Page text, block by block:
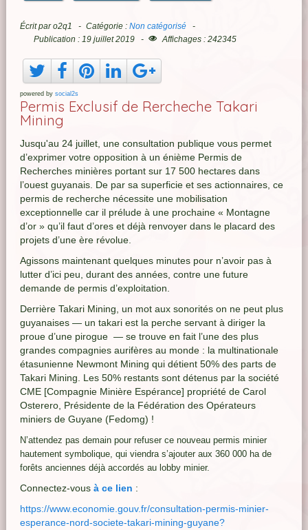
Écrit paro2q1 Catégorie : Non catégorisé
Publication : 19 juillet 2019
Affichages : 242345
powered by social2s
Permis Exclusif de Rercheche Takari
Mining
Jusqu'au 24 juillet, une consultation publique vous permet
d’exprimer votre opposition à un énième Permis de
Recherches minières portant sur 17 500 hectares dans
l’ouest guyanais. De par sa superficie et ses actionnaires, ce
permis de recherche nécessite une mobilisation
exceptionnelle car il prélude à une prochaine « Montagne
d’or » qu’il faut d’ores et déjà renvoyer dans le placard des
projets d’une ère révolue.
Agissons maintenant quelques minutes pour n’avoir pas à
lutter d’ici peu, durant des années, contre une future
demande de permis d’exploitation.
Derrière Takari Mining, un mot aux sonorités on ne peut plus
guyanaises — un takari est la perche servant à diriger la
proue d’une pirogue — se trouve en fait l’une des plus
grandes compagnies aurifères au monde : la multinationale
étasunienne Newmont Mining qui détient 50% des parts de
Takari Mining. Les 50% restants sont détenus par la société
CME [Compagnie Minière Espérance] propriété de Carol
Osterero, Présidente de la Fédération des Opérateurs
miniers de Guyane (Fedomg) !
N’attendez pas demain pour refuser ce nouveau permis minier
hautement symbolique, qui viendra s’ajouter aux 360 000 ha de
forêts anciennes déjà accordés au lobby minier.
Connectez-vous à ce lien :
https://www.economie.gouv.fr/consultation-permis-minier-
esperance-nord-societe-takari-mining-guyane?